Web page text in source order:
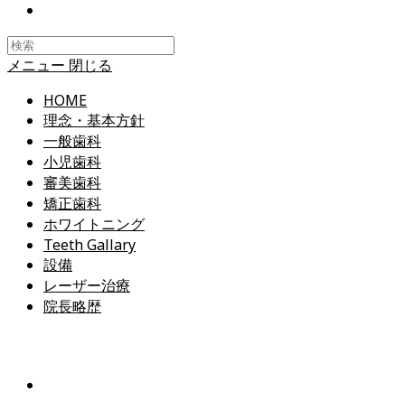
メニュー 閉じる
HOME
理念・基本方針
一般歯科
小児歯科
審美歯科
矯正歯科
ホワイトニング
Teeth Gallary
設備
レーザー治療
院長略歴